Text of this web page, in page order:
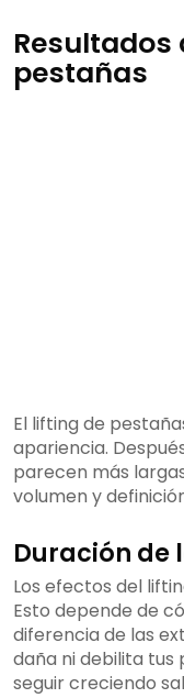
Resultados
pestañas
El lifting de
apariencia.
parecen más
volumen y
Duración de
Los efectos del
Esto depende de
diferencia de las
daña ni debilita tus
seguir creciendo